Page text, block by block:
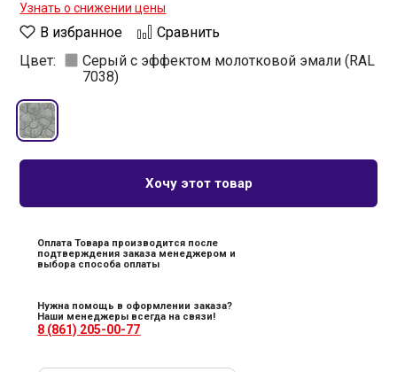
Узнать о снижении цены
В избранное
Сравнить
Цвет:
Серый с эффектом молотковой эмали (RAL
7038)
Хочу этот товар
Оплата Товара производится после
подтверждения заказа менеджером и
выбора способа оплаты
Нужна помощь в оформлении заказа?
Наши менеджеры всегда на связи!
8 (861) 205-00-77